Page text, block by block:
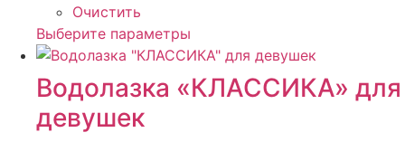
Очистить
Выберите параметры
товар
имеет
несколько
Водолазка «КЛАССИКА» для
девушек